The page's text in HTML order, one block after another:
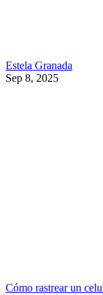
Estela Granada
Sep 8, 2025
Cómo rastrear un